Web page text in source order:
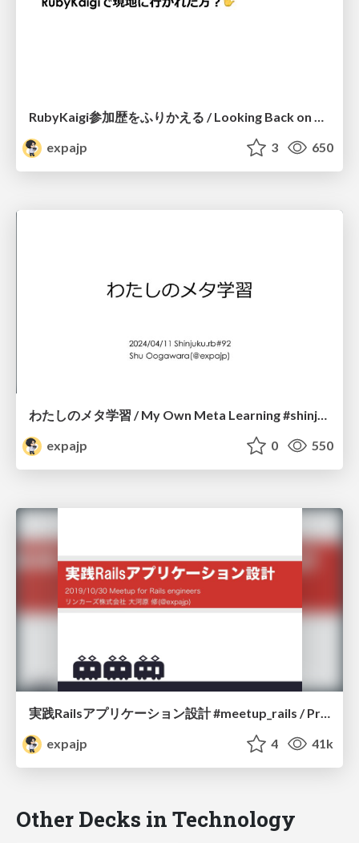
expajp
3 650
わたしのメタ学習 / My Own Meta Learning #shinjukurb
expajp
0 550
実践Railsアプリケーション設計 #meetup_rails / Practical Rails Application Design
expajp
4 41k
Other Decks in Technology